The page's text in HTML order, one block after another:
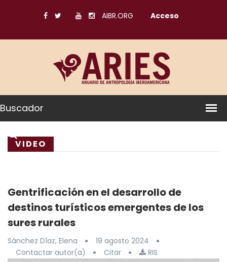
AIBR.ORG Acceso
Buscador
VIDEO
Gentrificación en el desarrollo de
destinos turísticos emergentes de los
sures rurales
Sánchez Díaz, Elena
19 agosto 2024
Contactar autor(a)
Citar RIS